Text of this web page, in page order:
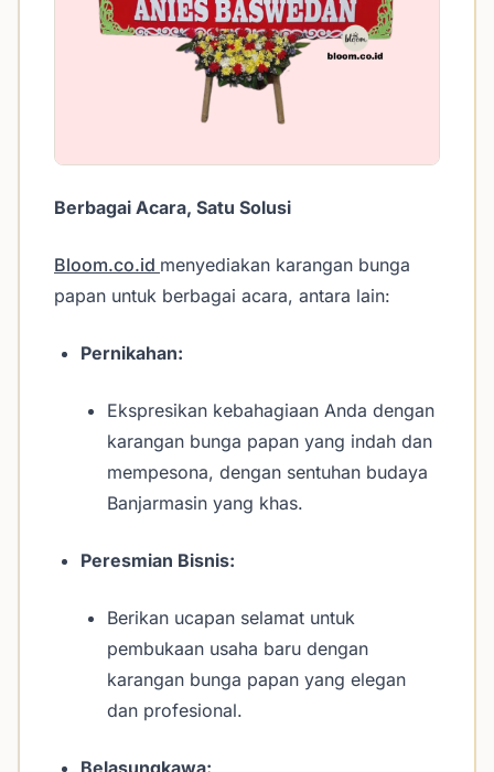
Berbagai Acara, Satu Solusi
Bloom.co.id menyediakan karangan bunga
papan untuk berbagai acara, antara lain:
Pernikahan:
Ekspresikan kebahagiaan Anda dengan
karangan bunga papan yang indah dan
mempesona, dengan sentuhan budaya
Banjarmasin yang khas.
Peresmian Bisnis:
Berikan ucapan selamat untuk
pembukaan usaha baru dengan
karangan bunga papan yang elegan
dan profesional.
Belasungkawa: